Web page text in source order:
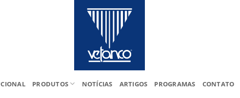
PRODUTOS NOTÍCIAS ARTIGOS PROGRAMAS CONTATO